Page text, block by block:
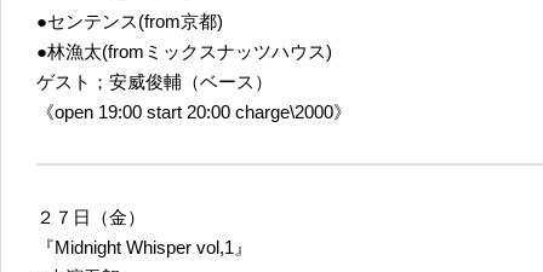
●センテンス(from京都)
●林漁太(fromミックスナッツハウス)
ゲスト；安威俊輔（ベース）
《open 19:00 start 20:00 charge\2000》
２７日（金）
『Midnight Whisper vol,1』